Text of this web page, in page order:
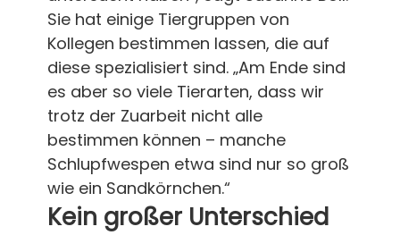
Sie hat einige Tiergruppen von
Kollegen bestimmen lassen, die auf
diese spezialisiert sind. „Am Ende sind
es aber so viele Tierarten, dass wir
trotz der Zuarbeit nicht alle
bestimmen können – manche
Schlupfwespen etwa sind nur so groß
wie ein Sandkörnchen.“
Kein großer Unterschied